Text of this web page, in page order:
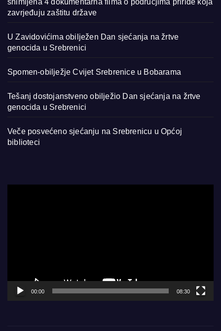
snimljena 4 dokumentarna filma o područjima priride koja
zavrjeđuju zaštitu države
U Zavidovićima obilježen Dan sjećanja na žrtve
genocida u Srebrenici
Spomen-obilježje Cvijet Srebrenice u Bobarama
Tešanj dostojanstveno obilježio Dan sjećanja na žrtve
genocida u Srebrenici
Veče posvećeno sjećanju na Srebrenicu u Općoj
biblioteci
00:00 08:30